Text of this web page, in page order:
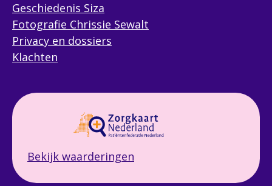
Geschiedenis Siza
Fotografie Chrissie Sewalt
Privacy en dossiers
Klachten
Bekijk waarderingen